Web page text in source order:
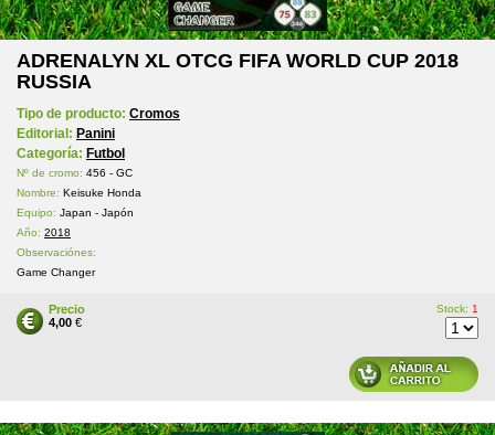
ADRENALYN XL OTCG FIFA WORLD CUP 2018
RUSSIA
Tipo de producto: Cromos
Editorial: Panini
Categoría: Futbol
Nº de cromo: 456 - GC
Nombre: Keisuke Honda
Equipo: Japan - Japón
Año: 2018
Observaciónes:
Game Changer
Precio
4,00 €
Stock: 1